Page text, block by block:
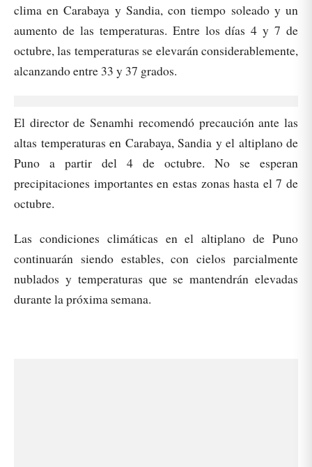
clima en Carabaya y Sandia, con tiempo soleado y un
aumento de las temperaturas. Entre los días 4 y 7 de
octubre, las temperaturas se elevarán considerablemente,
alcanzando entre 33 y 37 grados.
El director de Senamhi recomendó precaución ante las
altas temperaturas en Carabaya, Sandia y el altiplano de
Puno a partir del 4 de octubre. No se esperan
precipitaciones importantes en estas zonas hasta el 7 de
octubre.
Las condiciones climáticas en el altiplano de Puno
continuarán siendo estables, con cielos parcialmente
nublados y temperaturas que se mantendrán elevadas
durante la próxima semana.